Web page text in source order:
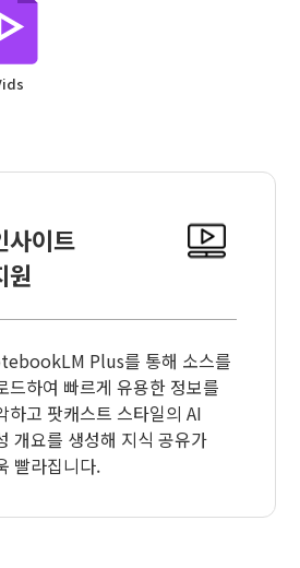
사이트
원
Plus를 통해 소스를
드하여 빠르게 유용한 정보를
하고 팟캐스트 스타일의 AI
개요를 생성해 지식 공유가
빨라집니다.